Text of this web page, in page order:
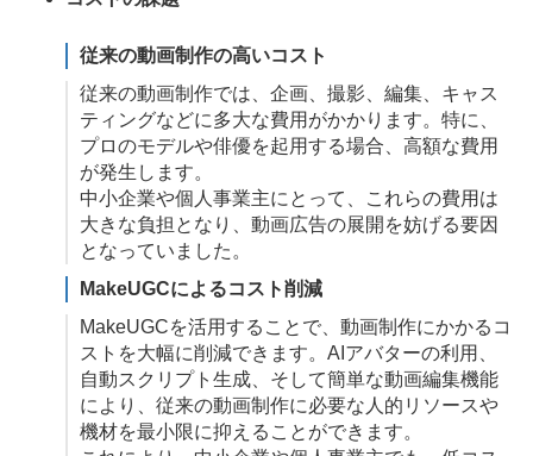
従来の動画制作の高いコスト
従来の動画制作では、企画、撮影、編集、キャス
ティングなどに多大な費用がかかります。特に、
プロのモデルや俳優を起用する場合、高額な費用
が発生します。
中小企業や個人事業主にとって、これらの費用は
大きな負担となり、動画広告の展開を妨げる要因
となっていました。
MakeUGCによるコスト削減
MakeUGCを活用することで、動画制作にかかるコ
ストを大幅に削減できます。AIアバターの利用、
自動スクリプト生成、そして簡単な動画編集機能
により、従来の動画制作に必要な人的リソースや
機材を最小限に抑えることができます。